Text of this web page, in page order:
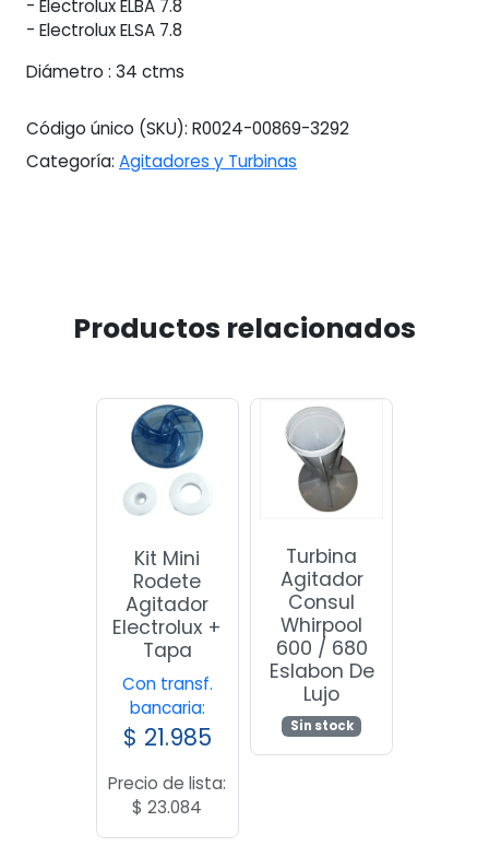
- Electrolux ELBA 7.8
- Electrolux ELSA 7.8
Diámetro : 34 ctms
Código único (SKU): R0024-00869-3292
Categoría: Agitadores y Turbinas
Productos relacionados
Kit Mini
Rodete
Agitador
Electrolux +
Tapa
Con transf.
bancaria:
$ 21.985
Precio de lista:
$ 23.084
Turbina
Agitador
Consul
Whirpool
600 / 680
Eslabon De
Lujo
Sin stock